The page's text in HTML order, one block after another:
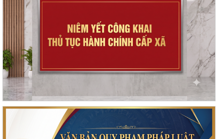
Kế hoạch thực hiện Nghị quyết số 11-NQ/TU, ngày 15/7/2026 của Ban
Chấp hành Đảng bộ thành phố về...
Tăng cường công tác đấu tranh, ngăn chặn hoạt động săn bắt, buôn
bán trái phép chim hoang dã,...
Thông báo phun trừ sâu cuốn lá nhỏ lứa 5 gây hại lúa vụ Mùa năm